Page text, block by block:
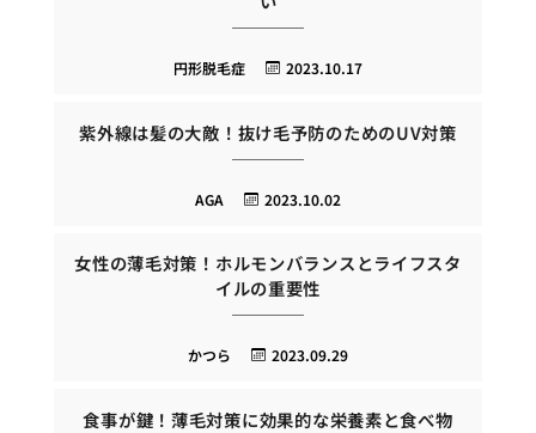
2023.10.17
円形脱毛症
紫外線は髪の大敵！抜け毛予防のためのUV対策
2023.10.02
AGA
女性の薄毛対策！ホルモンバランスとライフスタ
イルの重要性
2023.09.29
かつら
食事が鍵！薄毛対策に効果的な栄養素と食べ物